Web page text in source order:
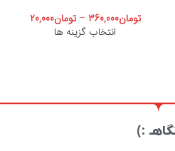
تومان360,000
– تومان20,000
انتخاب گزینه ها
:)